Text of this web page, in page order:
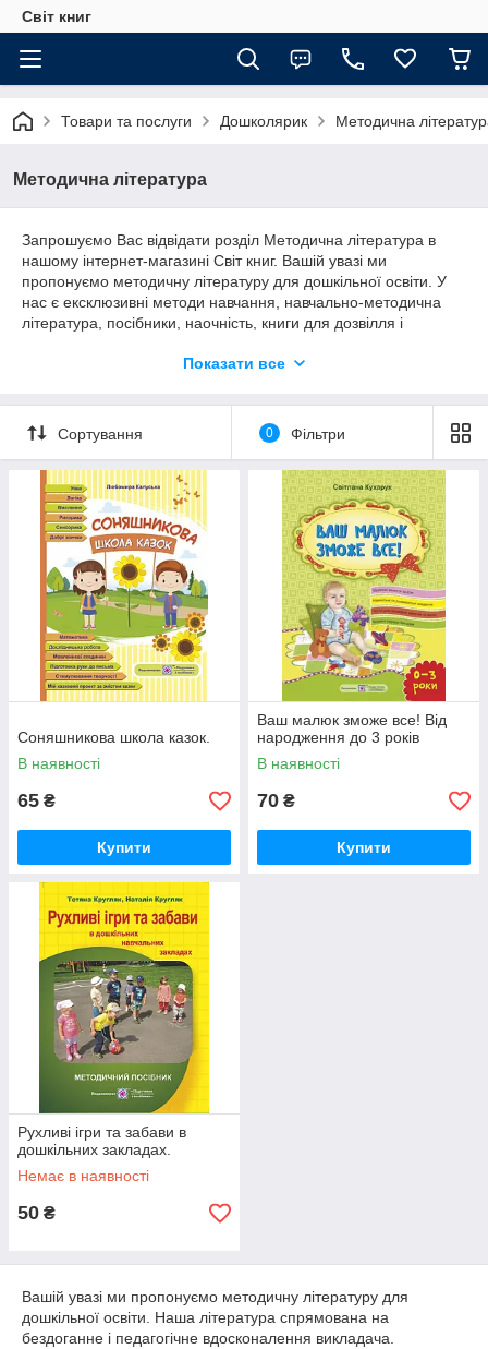
Світ книг
Товари та послуги Дошколярик Методична
Методична література
Запрошуємо Вас відвідати розділ Методична література в
нашому інтернет-магазині Світ книг. Вашій увазі ми
пропонуємо методичну літературу для дошкільної освіти. У
нас є ексклюзивні методи навчання, навчально-методична
література, посібники, наочність, книги для дозвілля і
і вихователів дошкільних установ
Показати все
Сортування 0 Фільтри
Соняшникова школа казок.
В наявності
65 ₴
Купити
Ваш малюк зможе все! Від
народження до 3 років
В наявності
70 ₴
Купити
Рухливі ігри та забави в
дошкільних закладах.
Немає в наявності
50 ₴
Вашій увазі ми пропонуємо методичну літературу для
дошкільної освіти. Наша література спрямована на
бездоганне і педагогічне вдосконалення викладача.